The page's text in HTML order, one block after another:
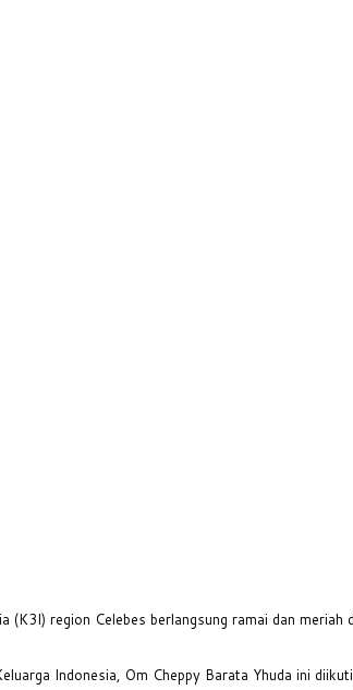
(K3I) region Celebes berlangsung ramai dan
Indonesia, Om Cheppy Barata Yhuda ini